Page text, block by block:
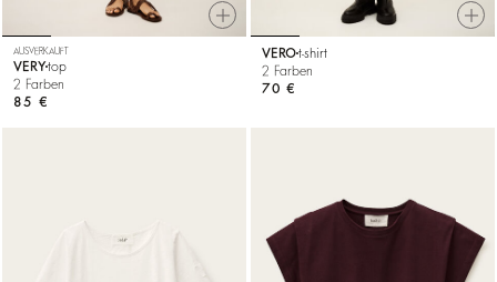
AUSVERKAUFT
VERYtop
2 Farben
85 €
VEROt-shirt
2 Farben
70 €